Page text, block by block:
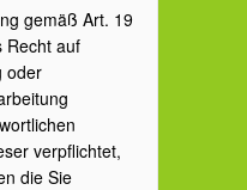
gemäß Art. 19
Recht auf
oder
verpflichtet,
die Sie